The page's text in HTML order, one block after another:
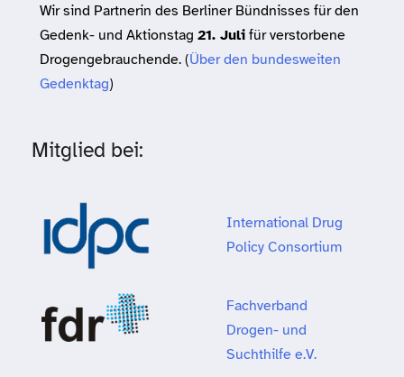
Wir sind Partnerin des Berliner Bündnisses für den
Gedenk- und Aktionstag 21. Julifür verstorbene
Drogengebrauchende. (Über den bundesweiten
Gedenktag)
Mitglied bei:
International Drug
Policy Consortium
Fachverband
Drogen- und
Suchthilfe e.V.